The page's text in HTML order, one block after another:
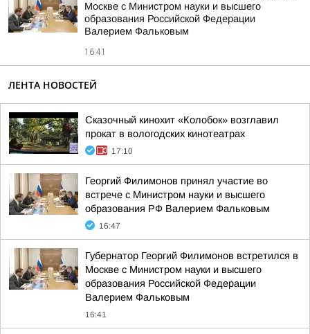
Москве с Министром науки и высшего
образования Российской Федерации
Валерием Фальковым
16:41
ЛЕНТА НОВОСТЕЙ
Сказочный кинохит «Колобок» возглавил
прокат в вологодских кинотеатрах
17:10
Георгий Филимонов принял участие во
встрече с Министром науки и высшего
образования РФ Валерием Фальковым
16:47
Губернатор Георгий Филимонов встретился в
Москве с Министром науки и высшего
образования Российской Федерации
Валерием Фальковым
16:41